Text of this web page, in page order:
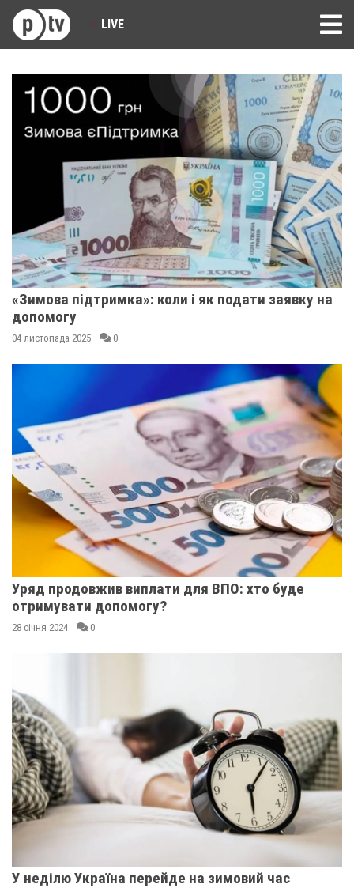
LIVE
«Зимова підтримка»: коли і як подати заявку на
допомогу
04 листопада 2025 0
Уряд продовжив виплати для ВПО: хто буде
отримувати допомогу?
28 січня 2024 0
У неділю Україна перейде на зимовий час